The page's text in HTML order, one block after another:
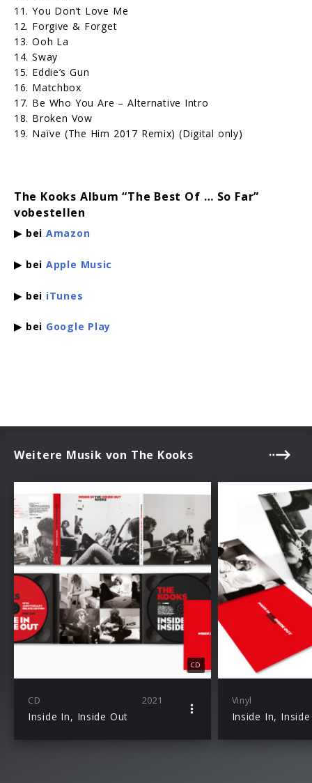
11. You Don’t Love Me
12. Forgive & Forget
13. Ooh La
14. Sway
15. Eddie’s Gun
16. Matchbox
17. Be Who You Are – Alternative Intro
18. Broken Vow
19. Naïve (The Him 2017 Remix) (Digital only)
The Kooks Album “The Best Of … So Far”
vobestellen
▶ beiAmazon
▶ beiApple Music
▶ bei iTunes
▶ bei Google Play
Weitere Musik von The Kooks
CD
CD 2021
Inside In, Inside Out
Vinyl
Inside In,